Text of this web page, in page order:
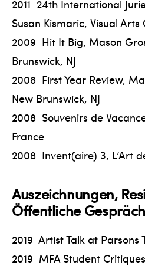
2011 24th International
Susan Kismaric, Visual
2009 Hit It Big, Mason
Brunswick, NJ
2008 First Year Review,
New Brunswick, NJ
2008 Souvenirs de
France
2008 Invent(aire) 3, L’Art
Auszeichnungen,
Öffentliche
2019 Artist Talk at Parsons
2019 MFA Student